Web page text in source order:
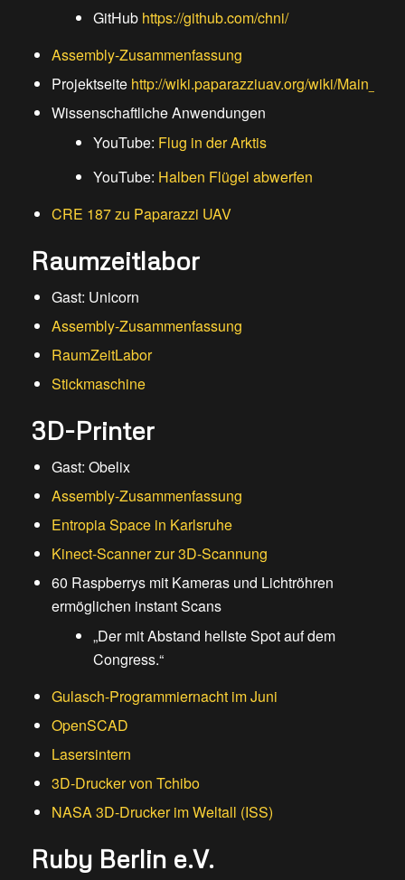
GitHub https://github.com/chni/
Assembly-Zusammenfassung
Projektseite http://wiki.paparazziuav.org/wiki/
Wissenschaftliche Anwendungen
YouTube: Flug in der Arktis
YouTube: Halben Flügel abwerfen
CRE 187 zu Paparazzi UAV
Raumzeitlabor
Gast: Unicorn
Assembly-Zusammenfassung
RaumZeitLabor
Stickmaschine
3D-Printer
Gast: Obelix
Assembly-Zusammenfassung
Entropia Space in Karlsruhe
Kinect-Scanner zur 3D-Scannung
60 Raspberrys mit Kameras und Lichtröhren
ermöglichen instant Scans
„Der mit Abstand hellste Spot auf dem
Congress.“
Gulasch-Programmiernacht im Juni
OpenSCAD
Lasersintern
3D-Drucker von Tchibo
NASA 3D-Drucker im Weltall (ISS)
Ruby Berlin e.V.